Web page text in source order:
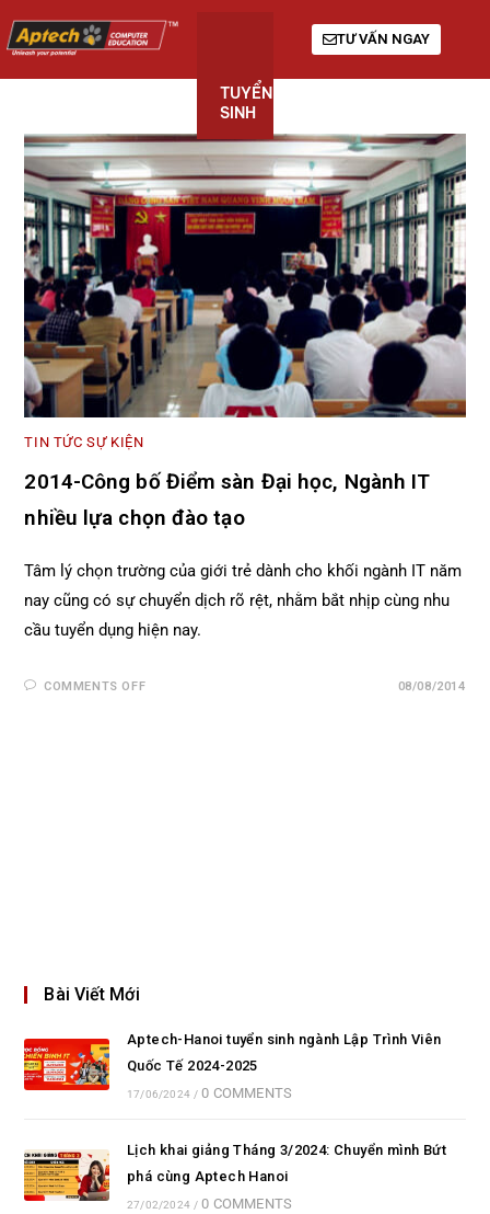
TUYỂN
SINH
TƯ VẤN NGAY
TIN TỨC SỰ KIỆN
2014-Công bố Điểm sàn Đại học, Ngành IT
nhiều lựa chọn đào tạo
Tâm lý chọn trường của giới trẻ dành cho khối ngành IT năm
nay cũng có sự chuyển dịch rõ rệt, nhằm bắt nhịp cùng nhu
cầu tuyển dụng hiện nay.
COMMENTS OFF 08/08/2014
Bài Viết Mới
Aptech-Hanoi tuyển sinh ngành Lập Trình Viên
Quốc Tế 2024-2025
17/06/2024 / 0 COMMENTS
Lịch khai giảng Tháng 3/2024: Chuyển mình Bứt
phá cùng Aptech Hanoi
27/02/2024 / 0 COMMENTS